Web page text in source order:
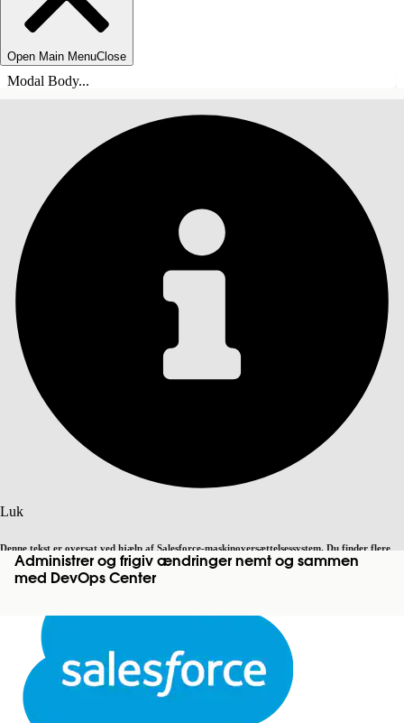
Open Main MenuClose
Modal Body...
Luk
Denne tekst er oversat ved hjælp af Salesforce-maskinoversættelsessystem. Du finder flere
detaljer her Skift til engelsk Ikke nu
Luk
Administrer og frigiv ændringer nemt og sammen
med DevOps Center
INDHOLD